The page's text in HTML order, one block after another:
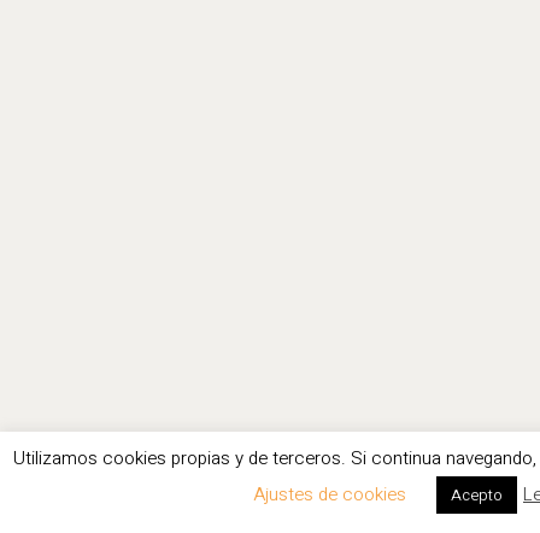
Utilizamos cookies propias y de terceros. Si continua
Ajustes de cookies
Acepto